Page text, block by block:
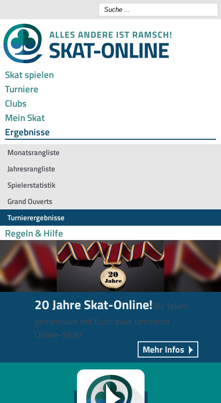
Skat spielen
Turniere
Clubs
Mein Skat
Ergebnisse
Monatsrangliste
Jahresrangliste
Spielerstatistik
Grand Ouverts
Turnierergebnisse
Regeln & Hilfe
20 Jahre Skat-Online!Wir feiern
gemeinsam mit Euch zwei Jahrzente
Online-Skat!
Mehr Infos